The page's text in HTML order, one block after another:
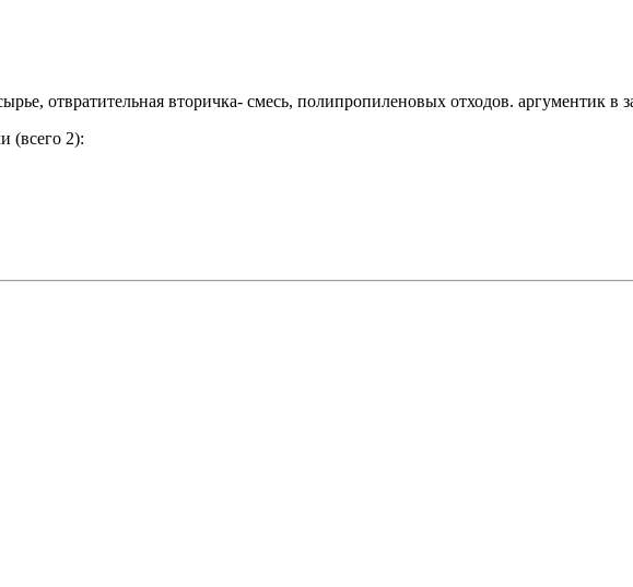
отвратительная вторичка- смесь, полипропиленовых отходов. аргументик в
(всего 2):